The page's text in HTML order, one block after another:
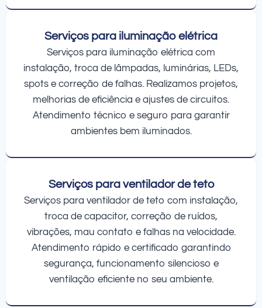
Serviços para iluminação elétrica
Serviços para iluminação elétrica com
instalação, troca de lâmpadas, luminárias, LEDs,
spots e correção de falhas. Realizamos projetos,
melhorias de eficiência e ajustes de circuitos.
Atendimento técnico e seguro para garantir
ambientes bem iluminados.
Serviços para ventilador de teto
Serviços para ventilador de teto com instalação,
troca de capacitor, correção de ruídos,
vibrações, mau contato e falhas na velocidade.
Atendimento rápido e certificado garantindo
segurança, funcionamento silencioso e
ventilação eficiente no seu ambiente.